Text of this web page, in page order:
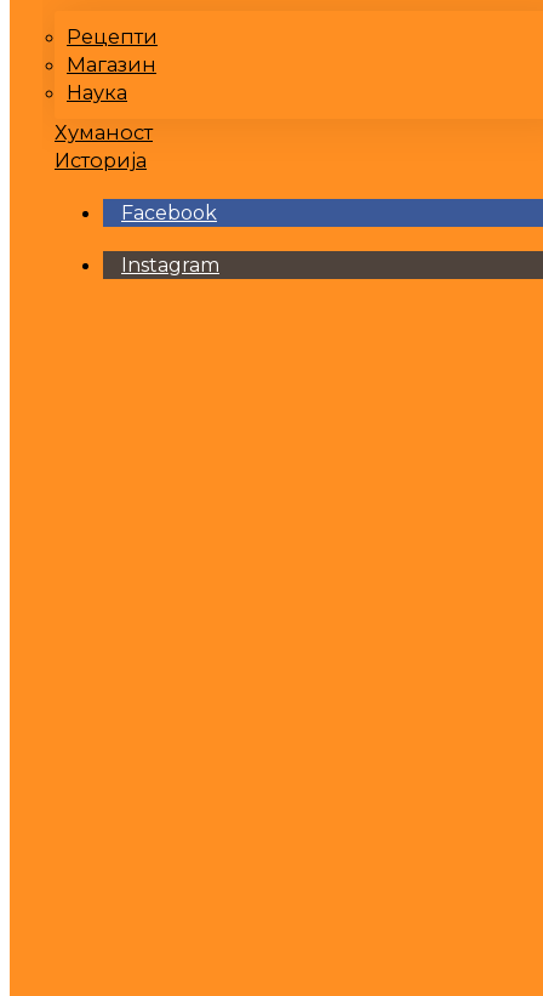
Рецепти
Магазин
Наука
Хуманост
Историја
Facebook
Instagram